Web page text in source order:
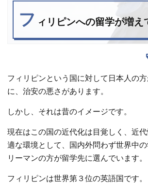
フ ィリピンへの留学が増え
フィリピンという国に対して日本人の
に、治安の悪さがあります。
しかし、それは昔のイメージです。
現在はこの国の近代化は目覚しく、近
適な環境として、国内外問わず世界中
リーマンの方が留学先に選んでいます。
フィリピンは世界第３位の英語国です。